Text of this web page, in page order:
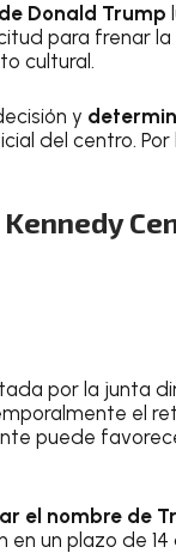
Donald Trump
para frenar
cultural.
y
del centro.
por la junta
el
puede
el nombre de
un plazo de 14